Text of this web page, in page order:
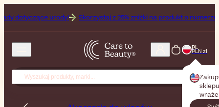
Skorzystaj z 25% zniżki na produkt o numerze Off przy zakupie
PL
PLN zł